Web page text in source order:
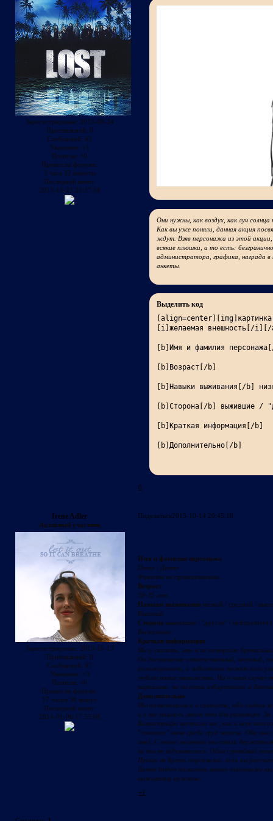
Зарегистрирован: 2013-08-24
Приглашений: 0
Сообщений: 42
Уважение: +1
Позитив: +0
Провел на форуме:
3 часа 32 минуты
Последний визит:
2013-10-23 23:37:58
Они нужны, как воздух, как луч солнца
Как вы уже поняли, данная акция
ждут. Взяв персонажа из этой
всякие плюшки, а то есть:
администратора, графика, награда
анкеты.
Выделить код
[i]желаемая внешность[/
[b]Имя и фамилия
[b]Возраст[/b]
[b]Навыки выживания[/b]
[b]Сторона[/b] выжившие /
[b]Краткая информация[/b]
[b]Дополнительно[/b]
0
Поделиться2013-10-14 20:45:18
Irene Adler
Активный участник
Зарегистрирован: 2013-10-13
Приглашений: 0
Сообщений: 67
Уважение: +3
Позитив: +6
Провел на форуме:
17 часов 38 минут
Последний визит:
2014-01-06 17:55:08
Имя и фамилия персонажа
Dante | Данте
Фамилия не принципиальна.
Возраст
30-35 лет.
Навыки выживания низкий / средний /
Высокий.
Сторона выжившие / "другие" / нейтралитет
Выжившие.
Краткая информация
Могу сказать, что я не потерплю
Он достаточно ответственный, честный,
разговаривать, и заболтать может кого
любит новые знакомства. Ни в коем случае
нормально, но он очень избирателен, а
Дополнительно
Мы познакомились в самолёте, оба сидели
и у нас нашлось много тем для разговора.
Катастрофа настигла нас, как и всех
"откопал" меня среди груд железа. Оба мы
мне). С этого момента мы стали
ни ты не задумывались. Один случайный
Прошу не брать персонажа, если вы
Данте будет помогать моему персонажу
выживания мужчина.
+1